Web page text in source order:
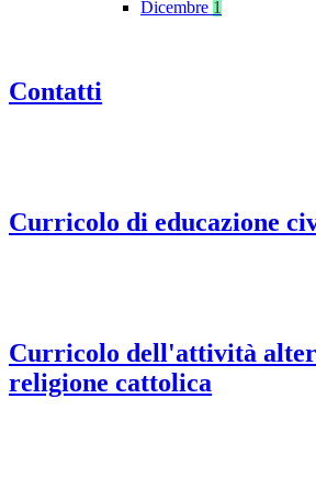
Dicembre 1
Contatti
Curricolo di educazione
Curricolo dell'attività
religione cattolica